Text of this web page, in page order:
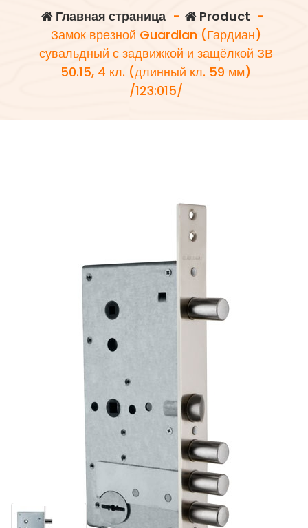
Главная страница - Product -
Замок врезной Guardian (Гардиан)
сувальдный с задвижкой и защёлкой ЗВ
50.15, 4 кл. (длинный кл. 59 мм)
/123:015/